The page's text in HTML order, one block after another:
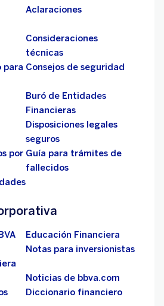
Aclaraciones
Consideraciones
técnicas
para Consejos de seguridad
Buró de Entidades
Financieras
Disposiciones legales
seguros
por Guía para trámites de
fallecidos
Educación Financiera
Notas para inversionistas
Noticias de bbva.com
Diccionario financiero